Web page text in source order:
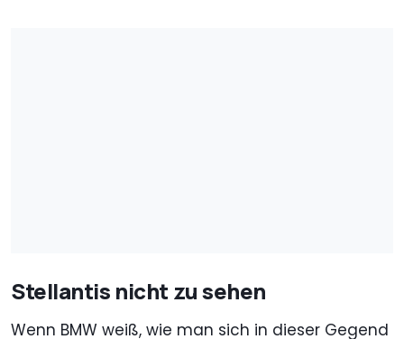
Stellantis nicht zu sehen
Wenn BMW weiß, wie man sich in dieser Gegend